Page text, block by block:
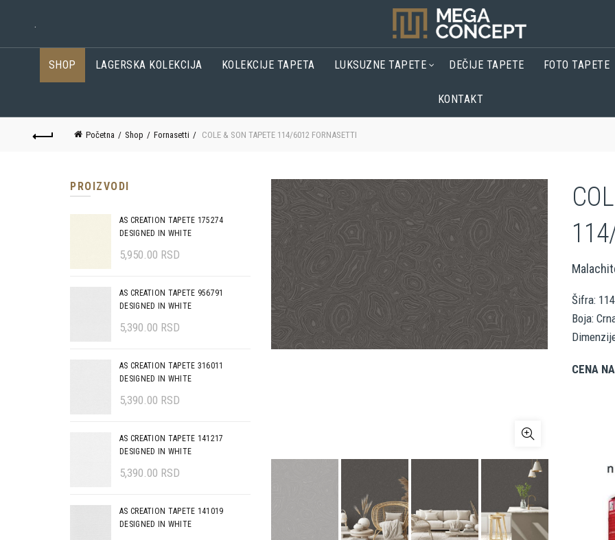
.
SHOP LAGERSKA KOLEKCIJA KOLEKCIJE TAPETA LUKSUZNE TAPETE DEČIJE TAPETE FOTO TAPETE
KONTAKT
Početna Shop Fornasetti COLE & SON TAPETE 114/6012 FORNASETTI
Šifra:
Boja:
CENA
PROIZVODI
AS CREATION TAPETE 175274
DESIGNED IN WHITE
5,950.00 RSD
AS CREATION TAPETE 956791
DESIGNED IN WHITE
5,390.00 RSD
AS CREATION TAPETE 316011
DESIGNED IN WHITE
5,390.00 RSD
AS CREATION TAPETE 141217
DESIGNED IN WHITE
5,390.00 RSD
AS CREATION TAPETE 141019
DESIGNED IN WHITE